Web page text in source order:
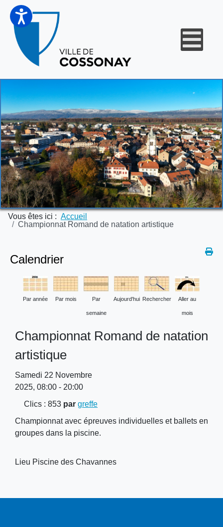
Vous êtes ici : Accueil
Championnat Romand de natation artistique
Calendrier
Par année Par mois Par
semaine
Aujourd'hui Rechercher Aller au
mois
Championnat Romand de natation
artistique
Samedi 22 Novembre
2025, 08:00 - 20:00
Clics : 853 pargreffe
Championnat avec épreuves individuelles et ballets en
groupes dans la piscine.
Lieu Piscine des Chavannes